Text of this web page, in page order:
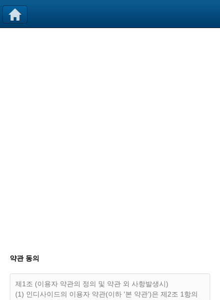
약관 동의
제1조 (이용자 약관의 정의 및 약관 외 사항발생시)
(1) 인디사이드의 이용자 약관(이하 '본 약관')은 제2조 1항의